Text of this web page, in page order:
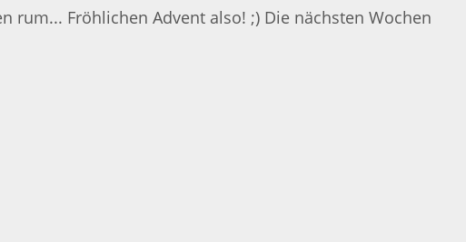
rum... Fröhlichen Advent also! ;) Die nächsten Wochen